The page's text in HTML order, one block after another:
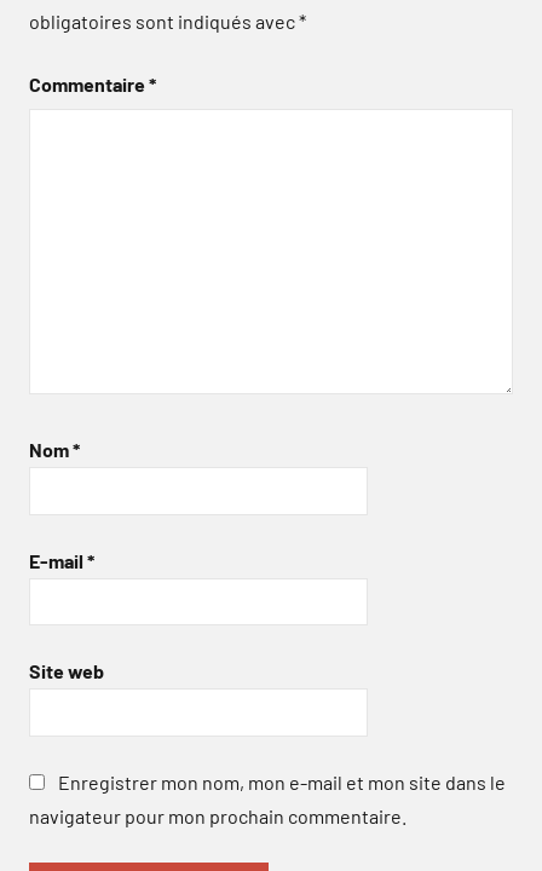
obligatoires sont indiqués avec*
Commentaire*
Nom*
E-mail *
Site web
Enregistrer mon nom, mon e-mail et mon site dans le
navigateur pour mon prochain commentaire.